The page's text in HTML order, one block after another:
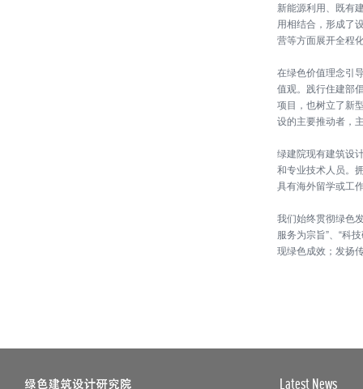
新能源利用、既有
用相结合，形成了
营等方面展开全程
在绿色价值理念引
值观。践行住建部
项目，也树立了新
设的主要推动者，
绿建院现有建筑设
和专业技术人员。
具有海外留学或工
我们始终贯彻绿色
服务为宗旨”、“科
现绿色成效；发扬
Latest News